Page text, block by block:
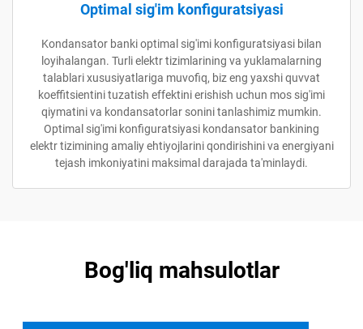
Optimal sig'im konfiguratsiyasi
Kondansator banki optimal sig'imi konfiguratsiyasi bilan
loyihalangan. Turli elektr tizimlarining va yuklamalarning
talablari xususiyatlariga muvofiq, biz eng yaxshi quvvat
koeffitsientini tuzatish effektini erishish uchun mos sig'imi
qiymatini va kondansatorlar sonini tanlashimiz mumkin.
Optimal sig'imi konfiguratsiyasi kondansator bankining
elektr tizimining amaliy ehtiyojlarini qondirishini va energiyani
tejash imkoniyatini maksimal darajada ta'minlaydi.
Bog'liq mahsulotlar